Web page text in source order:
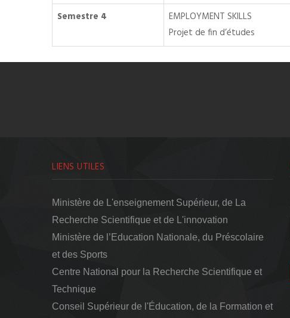
Semestre 4
EMPLOYMENT SKILLS
Projet de fin d’études
LIENS UTILES
Ministère de L'enseignement Supérieur, de La
Recherche Scientifique et de L'innovation
Ministère de l’Education Nationale, du Préscolaire
et des Sports
Centre National pour la Recherche Scientifique et
Technique
Conseil Supérieur de l'Éducation, de la Formation et